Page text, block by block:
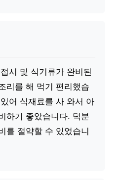
시 및 식기류가 완비된
리를 해 먹기 편리했습
어 식재료를 사 와서 아
하기 좋았습니다. 덕분
를 절약할 수 있었습니